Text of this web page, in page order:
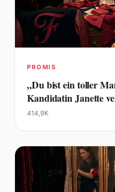
PROMIS
„Du bist ein toller
Kandidatin Janette
414,9K